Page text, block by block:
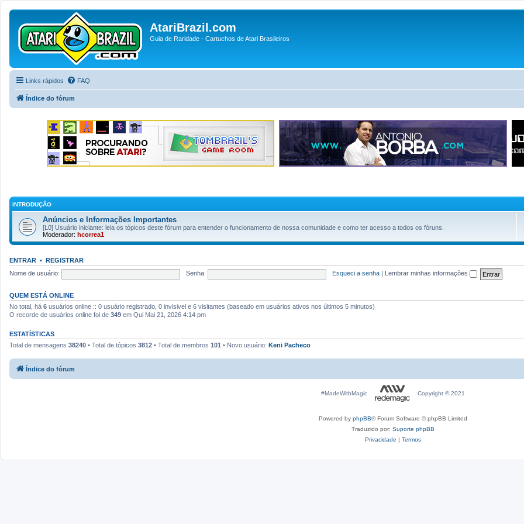
AtariBrazil.com
Guia de Raridade - Cartuchos de Atari Brasileiros
Links rápidos FAQ
Índice do fórum
INTRODUÇÃO
Anúncios e Informações Importantes
[L0] Usuário iniciante: leia os tópicos deste fórum para entender o funcionamento de nossa comunidade e como ter acesso a todos os fóruns.
Moderador: hcorrea1
ENTRAR • REGISTRAR
Nome de usuário:
Senha: Esqueci a senha Lembrar minhas informações
QUEM ESTÁ ONLINE
No total, há 6 usuários online :: 0 usuário registrado, 0 invisivel e 6 visitantes (baseado em usuários ativos nos últimos 5 minutos)
O recorde de usuários online foi de 349 em Qui Mai 21, 2026 4:14 pm
ESTATÍSTICAS
Total de mensagens 38240 • Total de tópicos 3812 • Total de membros 101 • Novo usuário: Keni Pacheco
Índice do fórum
#MadeWithMagic Copyright © 2021
Powered by phpBB® Forum Software © phpBB Limited
Traduzido por: Suporte phpBB
Privacidade | Termos